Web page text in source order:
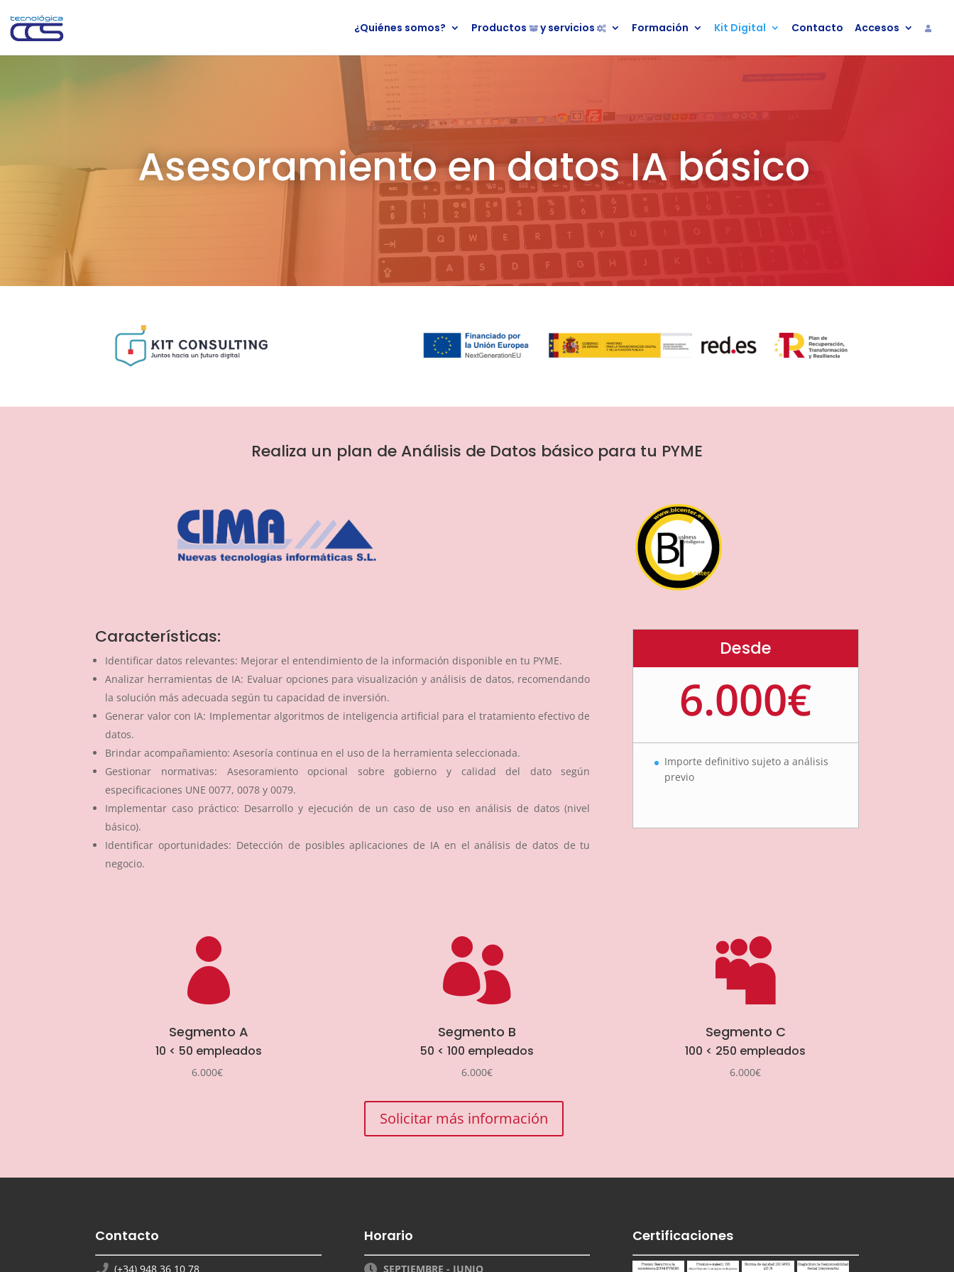
¿Quiénes somos? Productos y servicios Formación Kit Digital Contacto Accesos
Asesoramiento en datos IA básico
Realiza un plan de Análisis de Datos básico para tu PYME
Características:
Identificar datos relevantes: Mejorar el entendimiento de la información disponible en tu PYME.
Analizar herramientas de IA: Evaluar opciones para visualización y análisis de datos, recomendando
la solución más adecuada según tu capacidad de inversión.
Generar valor con IA: Implementar algoritmos de inteligencia artificial para el tratamiento efectivo de
datos.
Brindar acompañamiento: Asesoría continua en el uso de la herramienta seleccionada.
Gestionar normativas: Asesoramiento opcional sobre gobierno y calidad del dato según
especificaciones UNE 0077, 0078 y 0079.
Implementar caso práctico: Desarrollo y ejecución de un caso de uso en análisis de datos (nivel
básico).
Identificar oportunidades: Detección de posibles aplicaciones de IA en el análisis de datos de tu
negocio.
Desde
6.000€
Importe definitivo sujeto a análisis
previo

Segmento A
10 < 50 empleados
6.000€

Segmento B
50 < 100 empleados
6.000€
Solicitar más información

Segmento C
100 < 250 empleados
6.000€
Contacto
(+34) 948 36 10 78
Horario
SEPTIEMBRE - JUNIO
Certificaciones